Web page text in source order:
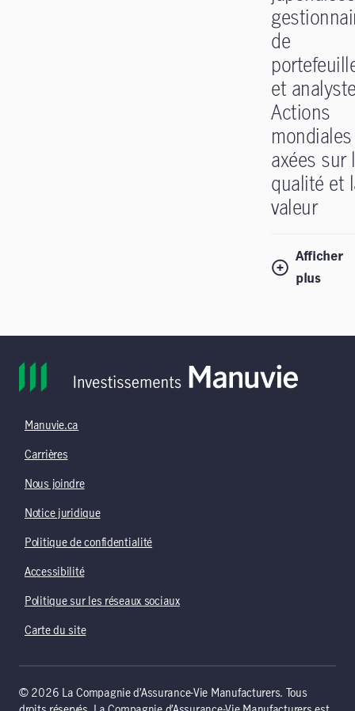
de
et
Actions
mondiales
axées sur
qualité et
valeur
Afficher
plus
Manuvie.ca
Carrières
Nous joindre
Notice juridique
Politique de confidentialité
Accessibilité
Politique sur les réseaux sociaux
Carte du site
© 2026 La Compagnie d’Assurance-Vie Manufacturers. Tous